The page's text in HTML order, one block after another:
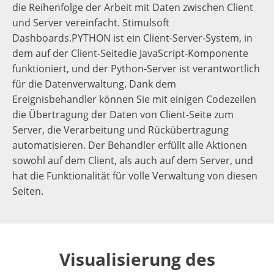
die Reihenfolge der Arbeit mit Daten zwischen Client
und Server vereinfacht. Stimulsoft
Dashboards.PYTHON ist ein Client-Server-System, in
dem auf der Client-Seitedie JavaScript-Komponente
funktioniert, und der Python-Server ist verantwortlich
für die Datenverwaltung. Dank dem
Ereignisbehandler können Sie mit einigen Codezeilen
die Übertragung der Daten von Client-Seite zum
Server, die Verarbeitung und Rückübertragung
automatisieren. Der Behandler erfüllt alle Aktionen
sowohl auf dem Client, als auch auf dem Server, und
hat die Funktionalität für volle Verwaltung von diesen
Seiten.
Visualisierung des